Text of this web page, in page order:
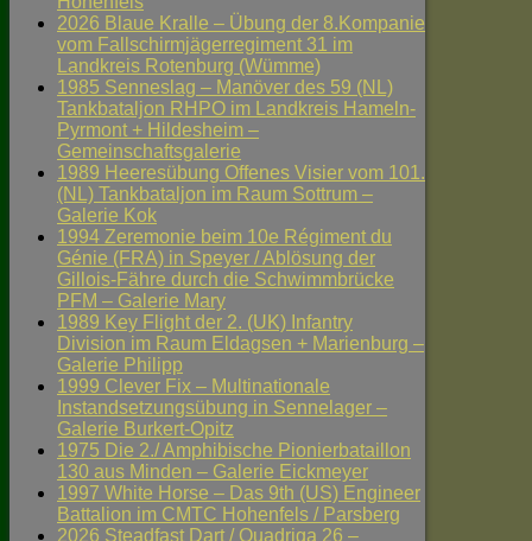
2026 Blaue Kralle – Übung der 8.Kompanie
vom Fallschirmjägerregiment 31 im
Landkreis Rotenburg (Wümme)
1985 Senneslag – Manöver des 59 (NL)
Tankbataljon RHPO im Landkreis Hameln-
Pyrmont + Hildesheim –
Gemeinschaftsgalerie
1989 Heeresübung Offenes Visier vom 101.
(NL) Tankbataljon im Raum Sottrum –
Galerie Kok
1994 Zeremonie beim 10e Régiment du
Génie (FRA) in Speyer / Ablösung der
Gillois-Fähre durch die Schwimmbrücke
PFM – Galerie Mary
1989 Key Flight der 2. (UK) Infantry
Division im Raum Eldagsen + Marienburg –
Galerie Philipp
1999 Clever Fix – Multinationale
Instandsetzungsübung in Sennelager –
Galerie Burkert-Opitz
1975 Die 2./ Amphibische Pionierbataillon
130 aus Minden – Galerie Eickmeyer
1997 White Horse – Das 9th (US) Engineer
Battalion im CMTC Hohenfels / Parsberg
2026 Steadfast Dart / Quadriga 26 –